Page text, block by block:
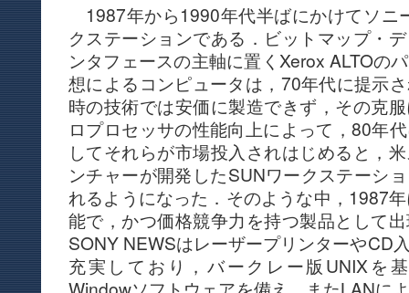
1987年から1990年代半ばにかけてソニ
クステーションである．ビットマップ・
ンタフェースの主軸に置くXerox ALTOの
想によるコンピュータは，70年代に提示
時の技術では安価に製造できず，その克
ロプロセッサの性能向上によって，80年
してそれらが市場投入されはじめると，
ンチャーが開発したSUNワークステーシ
れるようになった．そのような中，1987
能で，かつ価格競争力を持つ製品として
SONY NEWSはレーザープリンターやCD
充実しており，バークレー版UNIXを
Windowソフトウェアを備え，またLANに